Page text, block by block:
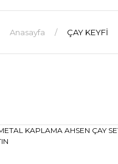
Anasayfa ÇAY KEYFİ